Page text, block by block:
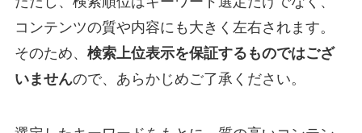
コンテンツの質や内容にも大きく左右されます。
そのため、 検索上位表示を保証するものではござ
いませんので、あらかじめご了承ください。